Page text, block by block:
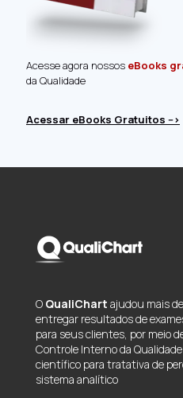
Acesse agora nossos eBooks
da Qualidade
Acessar eBooks Gratuitos -->
O QualiChart ajudou mais
entregar resultados de
para seus clientes, por meio
Controle Interno da
científico para tratativa de
sistema analítico